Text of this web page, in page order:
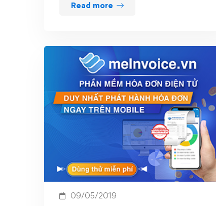
Read more
09/05/2019